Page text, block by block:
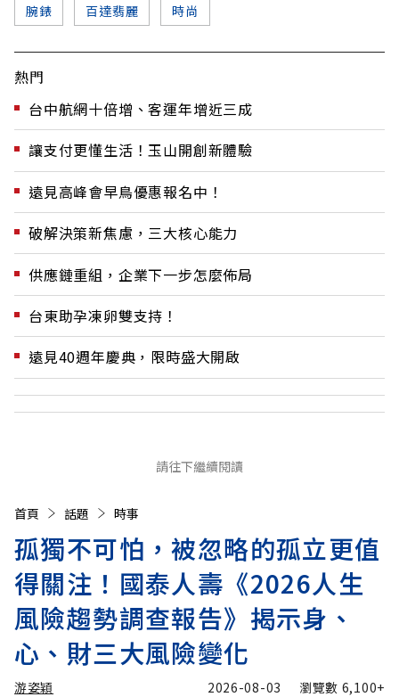
腕錶 百達翡麗 時尚
熱門
台中航網十倍增、客運年增近三成
讓支付更懂生活！玉山開創新體驗
遠見高峰會早鳥優惠報名中！
破解決策新焦慮，三大核心能力
供應鏈重組，企業下一步怎麼佈局
台東助孕凍卵雙支持！
遠見40週年慶典，限時盛大開啟
請往下繼續閱讀
首頁 話題 時事
孤獨不可怕，被忽略的孤立更值
得關注！國泰人壽《2026人生
風險趨勢調查報告》揭示身、
心、財三大風險變化
游姿穎 2026-08-03 瀏覽數 6,100+